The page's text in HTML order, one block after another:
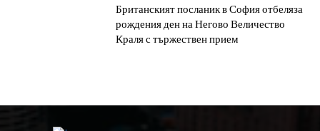
Британският посланик в София отбеляза
рождения ден на Негово Величество
Краля с тържествен прием